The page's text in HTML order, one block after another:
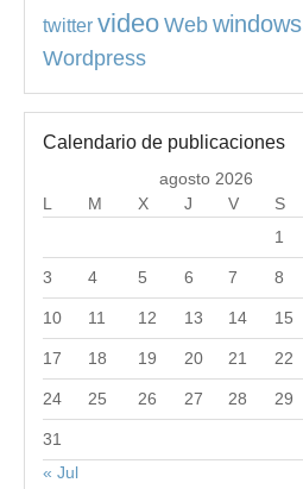
twitter video Web windows
Wordpress
Calendario de publicaciones
agosto 2026
L
M X J V S
1
3 4 5 6 7 8
10 11 12 13 14 15
17 18 19 20 21 22
24 25 26 27 28 29
31
« Jul